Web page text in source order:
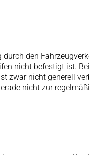
den
nicht befestigt ist.
zwar nicht generell
nicht zur